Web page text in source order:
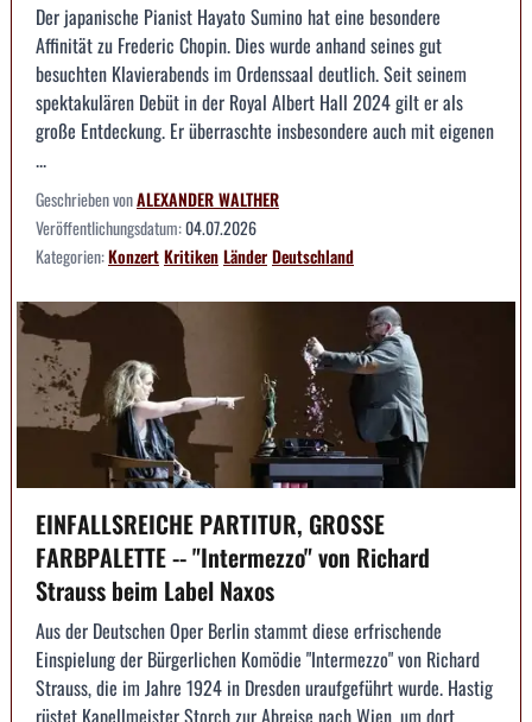
Der japanische Pianist Hayato Sumino hat eine besondere
Affinität zu Frederic Chopin. Dies wurde anhand seines gut
besuchten Klavierabends im Ordenssaal deutlich. Seit seinem
spektakulären Debüt in der Royal Albert Hall 2024 gilt er als
große Entdeckung. Er überraschte insbesondere auch mit eigenen
...
Geschrieben vonALEXANDER WALTHER
Veröffentlichungsdatum:04.07.2026
Kategorien:KonzertKritikenLänderDeutschland
EINFALLSREICHE PARTITUR, GROSSE
FARBPALETTE -- "Intermezzo" von Richard
Strauss beim Label Naxos
Aus der Deutschen Oper Berlin stammt diese erfrischende
Einspielung der Bürgerlichen Komödie "Intermezzo" von Richard
Strauss, die im Jahre 1924 in Dresden uraufgeführt wurde. Hastig